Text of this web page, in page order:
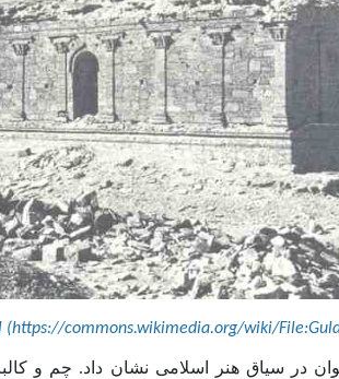
(https://commons.wikimedia.org/wiki/
در سیاق هنر اسلامی نشان داد. چم و